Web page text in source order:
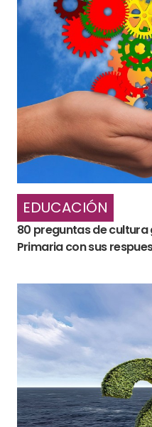
EDUCACIÓN
80 preguntas de
Primaria con sus